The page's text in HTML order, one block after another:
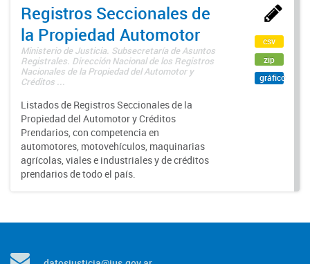
Registros Seccionales de
la Propiedad Automotor
Ministerio de Justicia. Subsecretaría de Asuntos
Registrales. Dirección Nacional de los Registros
Nacionales de la Propiedad del Automotor y
Créditos ...
Listados de Registros Seccionales de la
Propiedad del Automotor y Créditos
Prendarios, con competencia en
automotores, motovehículos, maquinarias
agrícolas, viales e industriales y de créditos
prendarios de todo el país.
csv
zip
gráfico